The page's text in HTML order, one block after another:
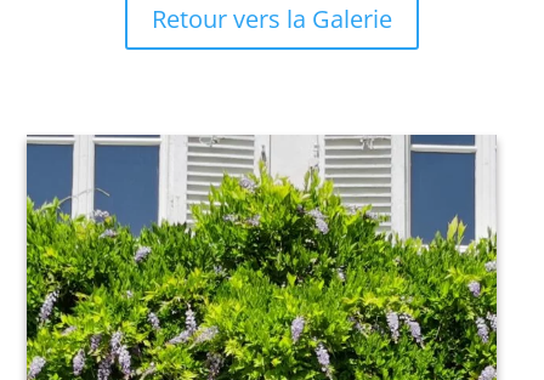
Retour vers la Galerie